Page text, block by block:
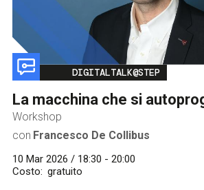
Image
DIGITALTALK@STEP
La macchina che si
Workshop
con Francesco De Collibus
10 Mar 2026 / 18:30 - 20:00
Costo
gratuito